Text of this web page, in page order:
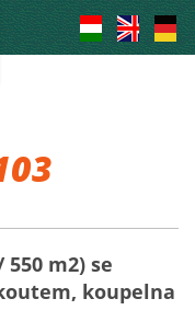
m2) se
koupelna